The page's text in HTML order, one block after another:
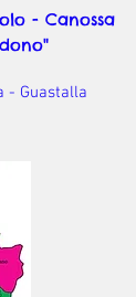
- Canossa
- Guastalla